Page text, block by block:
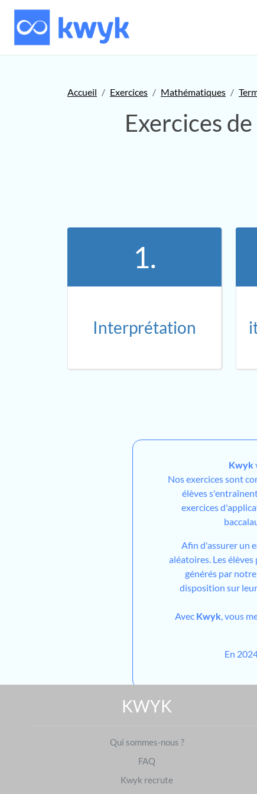
Accueil Exercices Mathématiques
Exercices
1.
Interprétation
Kwyk
Nos exercices sont
élèves
exercices
Afin d'assurer un
aléatoires. Les
générés par
disposition sur leur
Avec Kwyk , vous
En
KWYK
Qui sommes-nous ?
FAQ
Kwyk recrute